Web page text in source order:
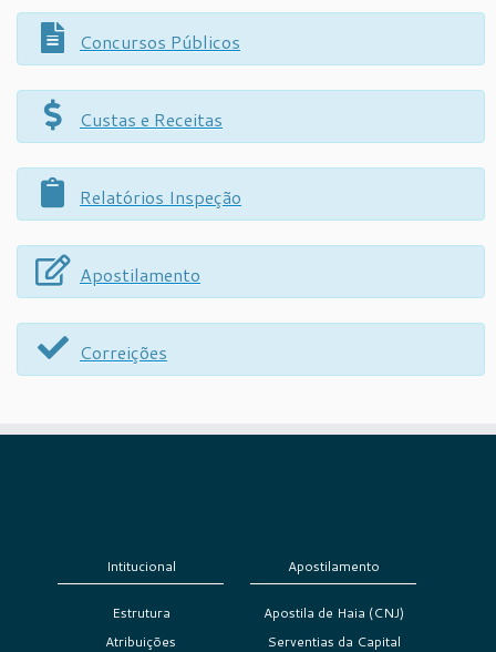
Concursos Públicos
Custas e Receitas
Relatórios Inspeção
Apostilamento
Correições
Intitucional
Estrutura
Atribuições
Apostilamento
Apostila de Haia (CNJ)
Serventias da Capital